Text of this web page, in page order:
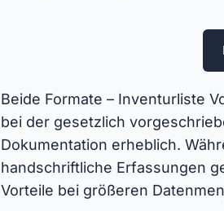
Beide Formate – Inventurliste
bei der gesetzlich
Dokumentation erheblich.
handschriftliche Erfassungen
Vorteile bei größeren